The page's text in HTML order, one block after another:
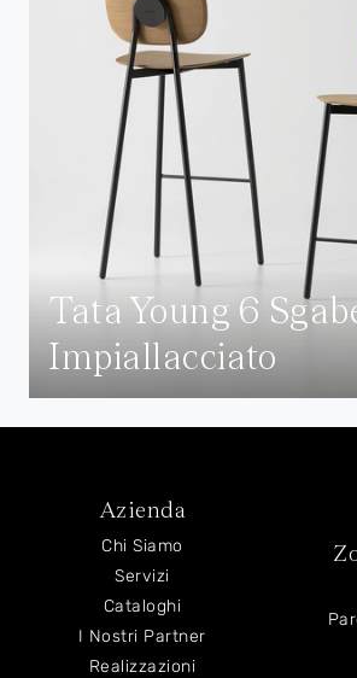
Tata Young 6
Impiallacciato
Azienda
Chi Siamo
Servizi
Cataloghi
I Nostri Partner
Realizzazioni